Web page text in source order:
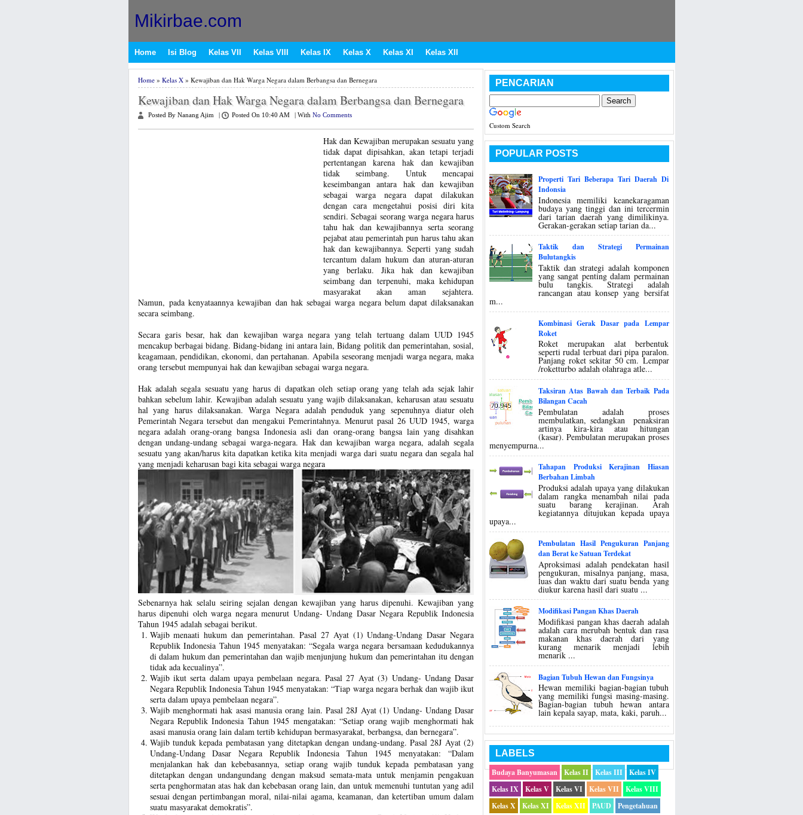
Mikirbae.com
Home Isi Blog Kelas VII Kelas VIII Kelas IX Kelas X Kelas XI Kelas XII
Home» Kelas X» Kewajiban dan Hak Warga Negara dalam Berbangsa dan Bernegara
Kewajiban dan Hak Warga Negara dalam Berbangsa dan Bernegara
Posted By Nanang Ajim Posted On 10:40 AM With No Comments
Hak dan Kewajiban merupakan sesuatu yang
tidak dapat dipisahkan, akan tetapi terjadi
pertentangan karena hak dan kewajiban
tidak seimbang. Untuk mencapai
keseimbangan antara hak dan kewajiban
sebagai warga negara dapat dilakukan
dengan cara mengetahui posisi diri kita
sendiri. Sebagai seorang warga negara harus
tahu hak dan kewajibannya serta seorang
pejabat atau pemerintah pun harus tahu akan
hak dan kewajibannya. Seperti yang sudah
tercantum dalam hukum dan aturan-aturan
yang berlaku. Jika hak dan kewajiban
seimbang dan terpenuhi, maka kehidupan
masyarakat akan aman sejahtera.
Namun, pada kenyataannya kewajiban dan hak sebagai warga negara belum dapat dilaksanakan
secara seimbang.
Secara garis besar, hak dan kewajiban warga negara yang telah tertuang dalam UUD 1945
mencakup berbagai bidang. Bidang-bidang ini antara lain, Bidang politik dan pemerintahan, sosial,
keagamaan, pendidikan, ekonomi, dan pertahanan. Apabila seseorang menjadi warga negara, maka
orang tersebut mempunyai hak dan kewajiban sebagai warga negara.
Hak adalah segala sesuatu yang harus di dapatkan oleh setiap orang yang telah ada sejak lahir
bahkan sebelum lahir. Kewajiban adalah sesuatu yang wajib dilaksanakan, keharusan atau sesuatu
hal yang harus dilaksanakan. Warga Negara adalah penduduk yang sepenuhnya diatur oleh
Pemerintah Negara tersebut dan mengakui Pemerintahnya. Menurut pasal 26 UUD 1945, warga
negara adalah orang-orang bangsa Indonesia asli dan orang-orang bangsa lain yang disahkan
dengan undang-undang sebagai warga-negara. Hak dan kewajiban warga negara, adalah segala
sesuatu yang akan/harus kita dapatkan ketika kita menjadi warga dari suatu negara dan segala hal
yang menjadi keharusan bagi kita sebagai warga negara
Sebenarnya hak selalu seiring sejalan dengan kewajiban yang harus dipenuhi. Kewajiban yang
harus dipenuhi oleh warga negara menurut Undang- Undang Dasar Negara Republik Indonesia
Tahun 1945 adalah sebagai berikut.
Wajib menaati hukum dan pemerintahan. Pasal 27 Ayat (1) Undang-Undang Dasar Negara
Republik Indonesia Tahun 1945 menyatakan: “Segala warga negara bersamaan kedudukannya
di dalam hukum dan pemerintahan dan wajib menjunjung hukum dan pemerintahan itu dengan
tidak ada kecualinya”.
Wajib ikut serta dalam upaya pembelaan negara. Pasal 27 Ayat (3) Undang- Undang Dasar
Negara Republik Indonesia Tahun 1945 menyatakan: “Tiap warga negara berhak dan wajib ikut
serta dalam upaya pembelaan negara”.
Wajib menghormati hak asasi manusia orang lain. Pasal 28J Ayat (1) Undang- Undang Dasar
Negara Republik Indonesia Tahun 1945 mengatakan: “Setiap orang wajib menghormati hak
asasi manusia orang lain dalam tertib kehidupan bermasyarakat, berbangsa, dan bernegara”.
Wajib tunduk kepada pembatasan yang ditetapkan dengan undang-undang. Pasal 28J Ayat (2)
Undang-Undang Dasar Negara Republik Indonesia Tahun 1945 menyatakan: “Dalam
menjalankan hak dan kebebasannya, setiap orang wajib tunduk kepada pembatasan yang
ditetapkan dengan undangundang dengan maksud semata-mata untuk menjamin pengakuan
serta penghormatan atas hak dan kebebasan orang lain, dan untuk memenuhi tuntutan yang adil
sesuai dengan pertimbangan moral, nilai-nilai agama, keamanan, dan ketertiban umum dalam
suatu masyarakat demokratis”.
PENCARIAN
Custom Search
POPULAR POSTS
Properti Tari Beberapa Tari Daerah Di
Indonsia
Indonesia memiliki keanekaragaman
budaya yang tinggi dan ini tercermin
dari tarian daerah yang dimilikinya.
Gerakan-gerakan setiap tarian da...
Taktik dan Strategi Permainan
Bulutangkis
Taktik dan strategi adalah komponen
yang sangat penting dalam permainan
bulu tangkis. Strategi adalah
rancangan atau konsep yang bersifat
m...
Kombinasi Gerak Dasar pada Lempar
Roket
Roket merupakan alat berbentuk
seperti rudal terbuat dari pipa paralon.
Panjang roket sekitar 50 cm. Lempar
/roketturbo adalah olahraga atle...
Taksiran Atas Bawah dan Terbaik Pada
Bilangan Cacah
Pembulatan adalah proses
membulatkan, sedangkan penaksiran
artinya kira-kira atau hitungan
(kasar). Pembulatan merupakan proses
menyempurna...
Tahapan Produksi Kerajinan Hiasan
Berbahan Limbah
Produksi adalah upaya yang dilakukan
dalam rangka menambah nilai pada
suatu barang kerajinan. Arah
kegiatannya ditujukan kepada upaya
upaya...
Pembulatan Hasil Pengukuran Panjang
dan Berat ke Satuan Terdekat
Aproksimasi adalah pendekatan hasil
pengukuran, misalnya panjang, masa,
luas dan waktu dari suatu benda yang
diukur karena hasil dari suatu ...
Modifikasi Pangan Khas Daerah
Modifikasi pangan khas daerah adalah
adalah cara merubah bentuk dan rasa
makanan khas daerah dari yang
kurang menarik menjadi lebih
menarik ...
Bagian Tubuh Hewan dan Fungsinya
Hewan memiliki bagian-bagian tubuh
yang memiliki fungsi masing-masing.
Bagian-bagian tubuh hewan antara
lain kepala sayap, mata, kaki, paruh...
LABELS
Budaya Banyumasan
Kelas II Kelas III
Kelas IV
Kelas IX
Kelas V Kelas VI Kelas VII
Kelas VIII
Kelas X
Kelas XI Kelas XII PAUD
Pengetahuan